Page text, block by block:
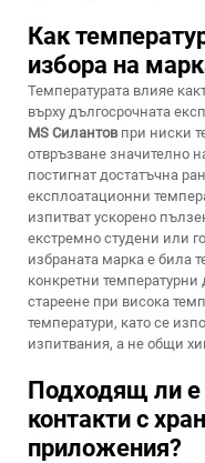
Как
избора на
Температурата влияе
върху дългосрочната
MS Силантов при ниски
отвръзване значително
постигнат достатъчна
експлоатационни
изпитват ускорено
екстремно студени или
избраната марка е била
конкретни
стареене при висока
температури, като се
изпитвания, а не общи
Подходящ ли е
контакти с
приложения?